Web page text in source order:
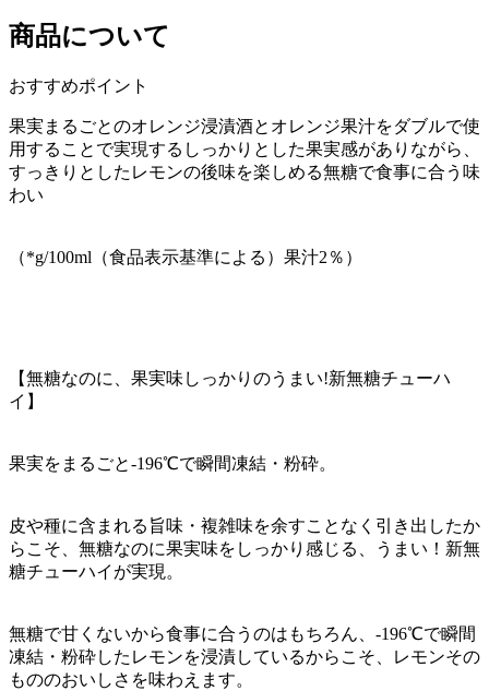
商品について
おすすめポイント
果実まるごとのオレンジ浸漬酒とオレンジ果汁をダブルで使
用することで実現するしっかりとした果実感がありながら、
すっきりとしたレモンの後味を楽しめる無糖で食事に合う味
わい
（*g/100ml（食品表示基準による）果汁2％）
【無糖なのに、果実味しっかりのうまい!新無糖チューハ
イ】
果実をまるごと-196℃で瞬間凍結・粉砕。
皮や種に含まれる旨味・複雑味を余すことなく引き出したか
らこそ、無糖なのに果実味をしっかり感じる、うまい！新無
糖チューハイが実現。
無糖で甘くないから食事に合うのはもちろん、-196℃で瞬間
凍結・粉砕したレモンを浸漬しているからこそ、レモンその
もののおいしさを味わえます。